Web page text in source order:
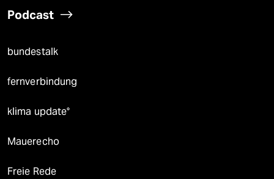
Podcast
bundestalk
fernverbindung
klima update°
Mauerecho
Freie Rede